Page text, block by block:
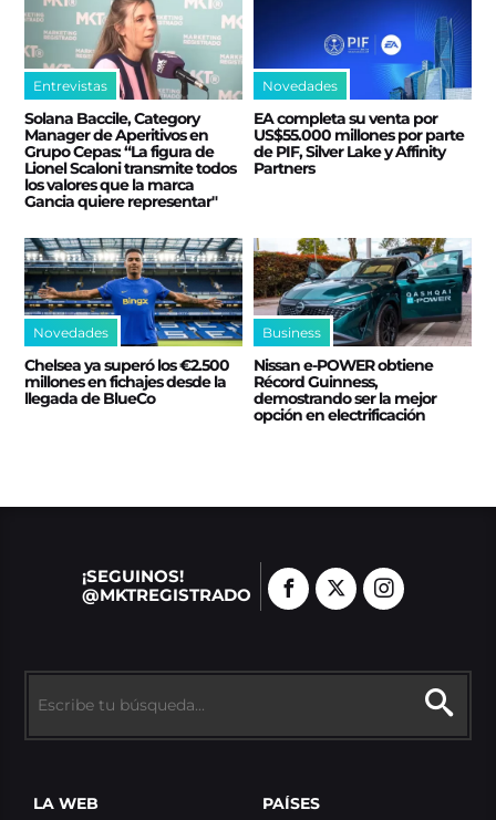
Entrevistas
Solana Baccile, Category
Manager de Aperitivos en
Grupo Cepas: “La figura de
Lionel Scaloni transmite todos
los valores que la marca
Gancia quiere representar"
Novedades
EA completa su venta por
US$55.000 millones por parte
de PIF, Silver Lake y Affinity
Partners
Novedades
Chelsea ya superó los €2.500
millones en fichajes desde la
llegada de BlueCo
Business
Nissan e‑POWER obtiene
Récord Guinness,
demostrando ser la mejor
opción en electrificación
¡SEGUINOS!
@MKTREGISTRADO
LA WEB PAÍSES